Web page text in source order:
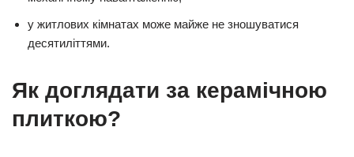
у житлових кімнатах може майже не зношуватися
десятиліттями.
Як доглядати за керамічною
плиткою?